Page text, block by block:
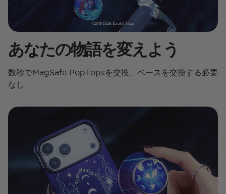
あなたの物語を変えよう
数秒でMagSafe PopTopsを交換、ベースを交換する必要
なし